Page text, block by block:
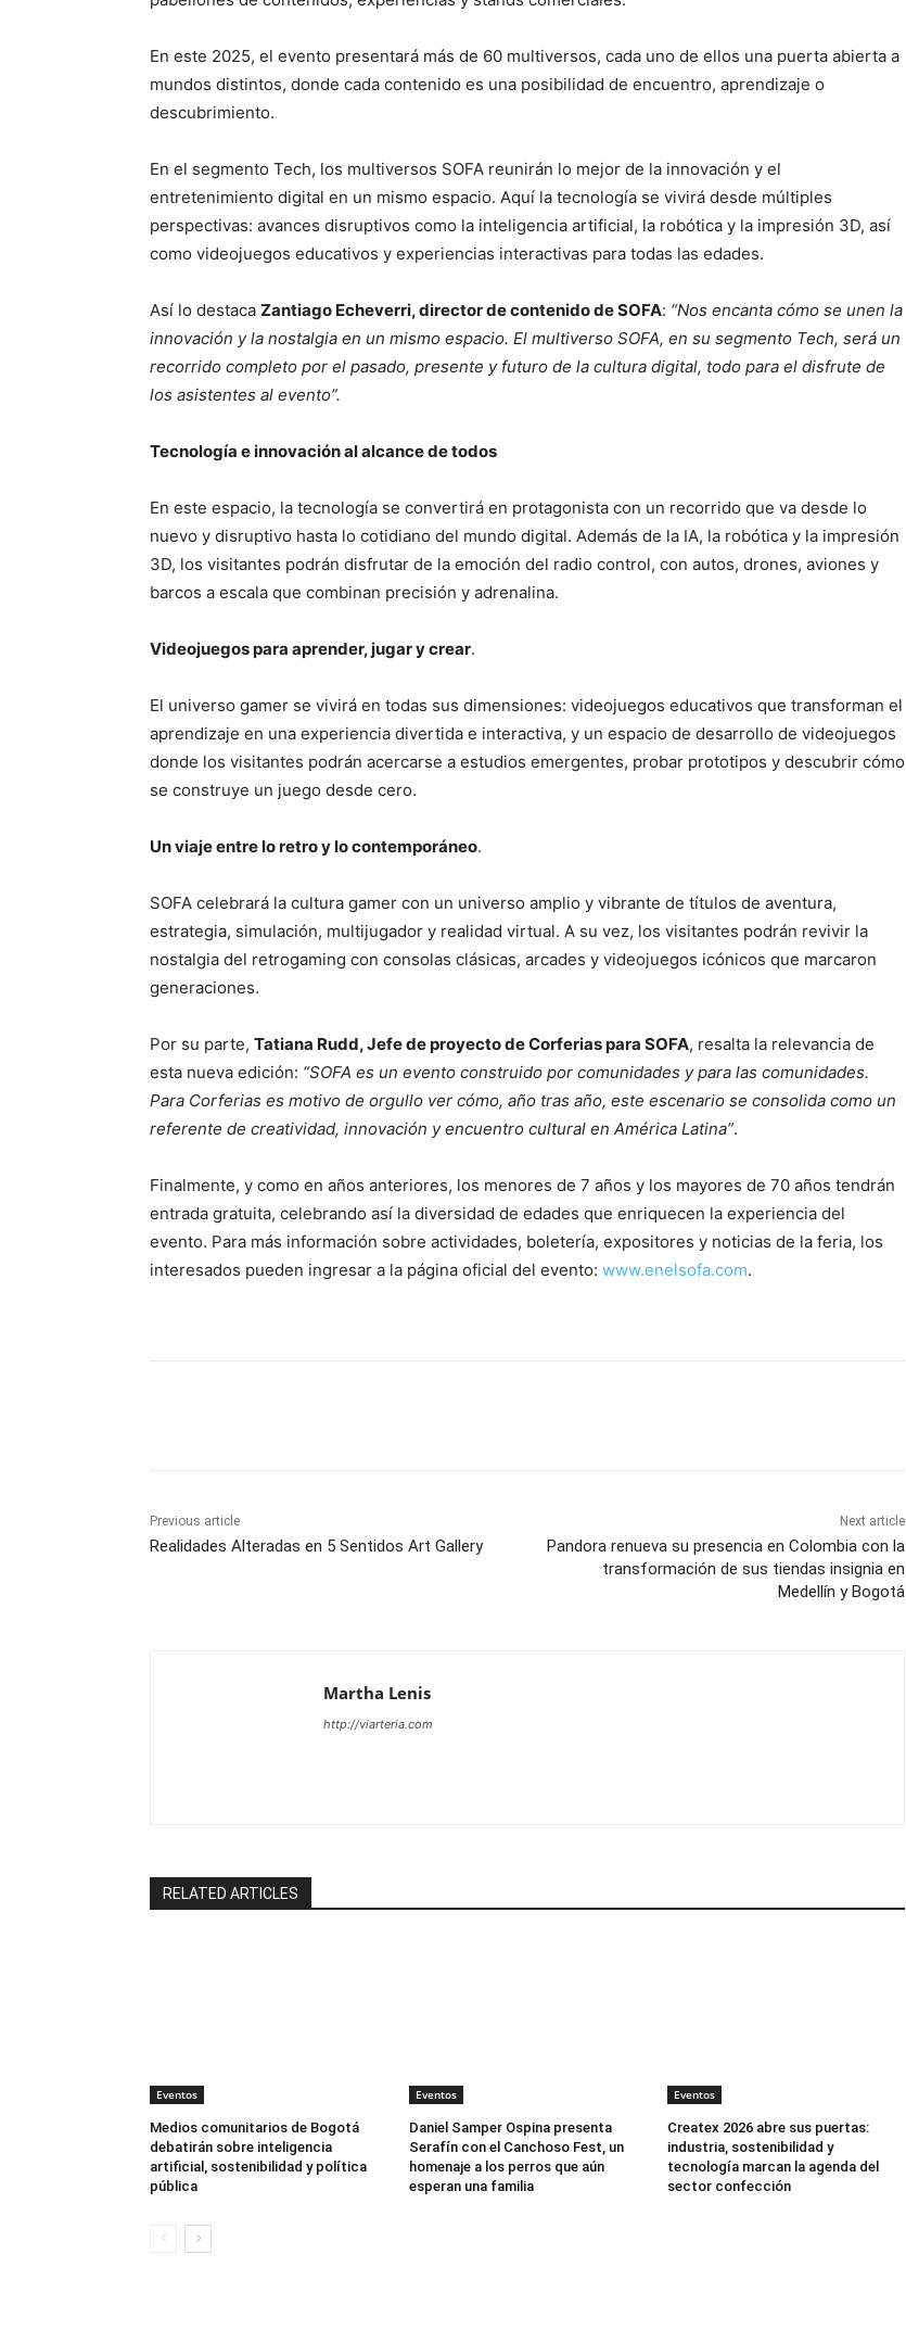
En este 2025, el evento presentará más de 60 multiversos, cada uno de ellos una puerta abierta a
mundos distintos, donde cada contenido es una posibilidad de encuentro, aprendizaje o
descubrimiento.
En el segmento Tech, los multiversos SOFA reunirán lo mejor de la innovación y el
entretenimiento digital en un mismo espacio. Aquí la tecnología se vivirá desde múltiples
perspectivas: avances disruptivos como la inteligencia artificial, la robótica y la impresión 3D, así
como videojuegos educativos y experiencias interactivas para todas las edades.
Así lo destaca Zantiago Echeverri, director de contenido de SOFA: “Nos encanta cómo se unen la
innovación y la nostalgia en un mismo espacio. El multiverso SOFA, en su segmento Tech, será un
recorrido completo por el pasado, presente y futuro de la cultura digital, todo para el disfrute de
los asistentes al evento”.
Tecnología e innovación al alcance de todos
En este espacio, la tecnología se convertirá en protagonista con un recorrido que va desde lo
nuevo y disruptivo hasta lo cotidiano del mundo digital. Además de la IA, la robótica y la impresión
3D, los visitantes podrán disfrutar de la emoción del radio control, con autos, drones, aviones y
barcos a escala que combinan precisión y adrenalina.
Videojuegos para aprender, jugar y crear.
El universo gamer se vivirá en todas sus dimensiones: videojuegos educativos que transforman el
aprendizaje en una experiencia divertida e interactiva, y un espacio de desarrollo de videojuegos
donde los visitantes podrán acercarse a estudios emergentes, probar prototipos y descubrir cómo
se construye un juego desde cero.
Un viaje entre lo retro y lo contemporáneo.
SOFA celebrará la cultura gamer con un universo amplio y vibrante de títulos de aventura,
estrategia, simulación, multijugador y realidad virtual. A su vez, los visitantes podrán revivir la
nostalgia del retrogaming con consolas clásicas, arcades y videojuegos icónicos que marcaron
generaciones.
Por su parte, Tatiana Rudd, Jefe de proyecto de Corferias para SOFA, resalta la relevancia de
esta nueva edición: “SOFA es un evento construido por comunidades y para las comunidades.
Para Corferias es motivo de orgullo ver cómo, año tras año, este escenario se consolida como un
referente de creatividad, innovación y encuentro cultural en América Latina”.
Finalmente, y como en años anteriores, los menores de 7 años y los mayores de 70 años tendrán
entrada gratuita, celebrando así la diversidad de edades que enriquecen la experiencia del
evento. Para más información sobre actividades, boletería, expositores y noticias de la feria, los
interesados pueden ingresar a la página oficial del evento: www.enelsofa.com.
Previous article
Realidades Alteradas en 5 Sentidos Art Gallery
Next article
Pandora renueva su presencia en Colombia con la
transformación de sus tiendas insignia en
Medellín y Bogotá
Martha Lenis
http://viarteria.com
RELATED ARTICLES
Eventos
Medios comunitarios de Bogotá
debatirán sobre inteligencia
artificial, sostenibilidad y política
pública
Eventos
Daniel Samper Ospina presenta
Serafín con el Canchoso Fest, un
homenaje a los perros que aún
esperan una familia
Eventos
Createx 2026 abre sus puertas:
industria, sostenibilidad y
tecnología marcan la agenda del
sector confección